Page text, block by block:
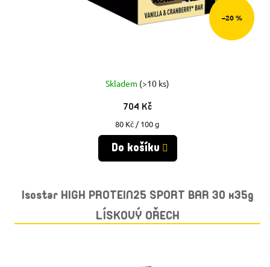
–20 %
Skladem (>10 ks)
704 Kč
Měrná
cena:
80 Kč / 100 g
Do košíku
Isostar HIGH PROTEIN25 SPORT BAR 30 x35g
LÍSKOVÝ OŘECH